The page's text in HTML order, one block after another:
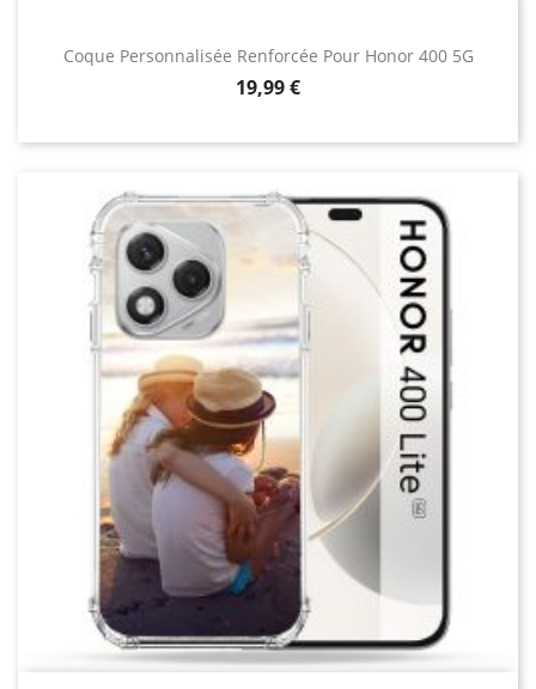
Coque Personnalisée Renforcée Pour Honor 400 5G
Prix
19,99 €